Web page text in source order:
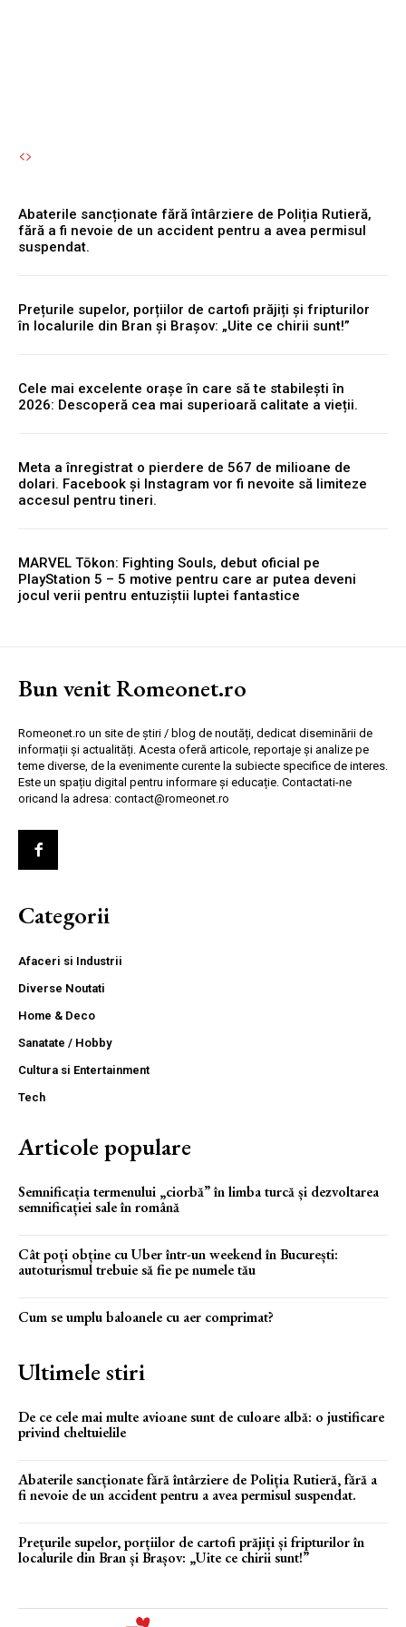
Abaterile sancționate fără întârziere de Poliția Rutieră,
fără a fi nevoie de un accident pentru a avea permisul
suspendat.
Prețurile supelor, porțiilor de cartofi prăjiți și fripturilor
în localurile din Bran și Brașov: „Uite ce chirii sunt!”
Cele mai excelente orașe în care să te stabilești în
2026: Descoperă cea mai superioară calitate a vieții.
Meta a înregistrat o pierdere de 567 de milioane de
dolari. Facebook și Instagram vor fi nevoite să limiteze
accesul pentru tineri.
MARVEL Tōkon: Fighting Souls, debut oficial pe
PlayStation 5 – 5 motive pentru care ar putea deveni
jocul verii pentru entuziștii luptei fantastice
Bun venit Romeonet.ro
Romeonet.ro un site de știri / blog de noutăți, dedicat diseminării de
informații și actualități. Acesta oferă articole, reportaje și analize pe
teme diverse, de la evenimente curente la subiecte specifice de interes.
Este un spațiu digital pentru informare și educație. Contactati-ne
oricand la adresa: contact@romeonet.ro
Categorii
Afaceri si Industrii
Diverse Noutati
Home & Deco
Sanatate / Hobby
Cultura si Entertainment
Tech
Articole populare
Semnificația termenului „ciorbă” în limba turcă și dezvoltarea
semnificației sale în română
Cât poți obține cu Uber într-un weekend în București:
autoturismul trebuie să fie pe numele tău
Cum se umplu baloanele cu aer comprimat?
Ultimele stiri
De ce cele mai multe avioane sunt de culoare albă: o justificare
privind cheltuielile
Abaterile sancționate fără întârziere de Poliția Rutieră, fără a
fi nevoie de un accident pentru a avea permisul suspendat.
Prețurile supelor, porțiilor de cartofi prăjiți și fripturilor în
localurile din Bran și Brașov: „Uite ce chirii sunt!”